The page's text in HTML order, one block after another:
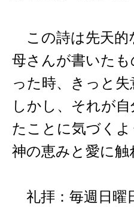
この詩は先天的
母さんが書いた
った時、きっと
しかし、それが
たことに気づく
神の恵みと愛に
礼拝：毎週日